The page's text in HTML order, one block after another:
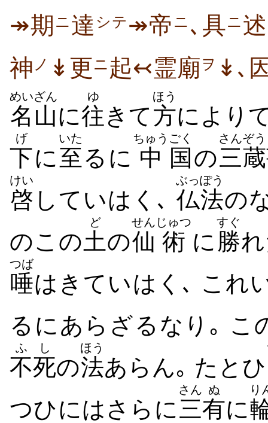
↠期 ニ達 シテ ↠帝 ニ ､具ニ述
神 ノ ↡更ニ起↢霊廟ヲ ↡､
名山
めいざん
に往
ゆ
きて方
ほう
により
下
げ
に至
いた
るに 中
ちゅう
国
ごく
の三蔵
さんぞう
啓
けい
していはく､ 仏法
ぶっぽう
の
のこの土
ど
の仙
せん
術
じゅつ
に 勝
すぐ
唾
つば
はきていはく､ これ
るにあらざるなり｡ こ
不死
ふし
の法
ほう
あらん｡ たとひ
つひにはさらに三
さん
有
ぬ
に
り